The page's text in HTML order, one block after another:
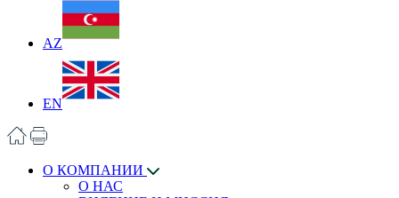
AZ
EN
О КОМПАНИИ
О НАС